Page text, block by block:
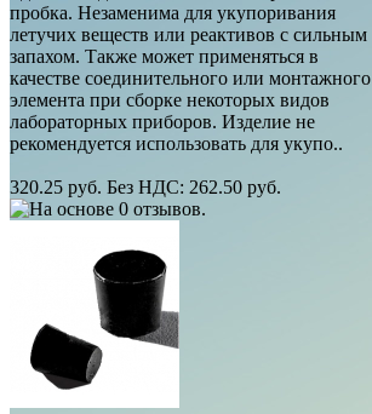
пробка. Незаменима для укупоривания
летучих веществ или реактивов с сильным
запахом. Также может применяться в
качестве соединительного или монтажного
элемента при сборке некоторых видов
лабораторных приборов. Изделие не
рекомендуется использовать для укупо..
320.25 руб. Без НДС: 262.50 руб.